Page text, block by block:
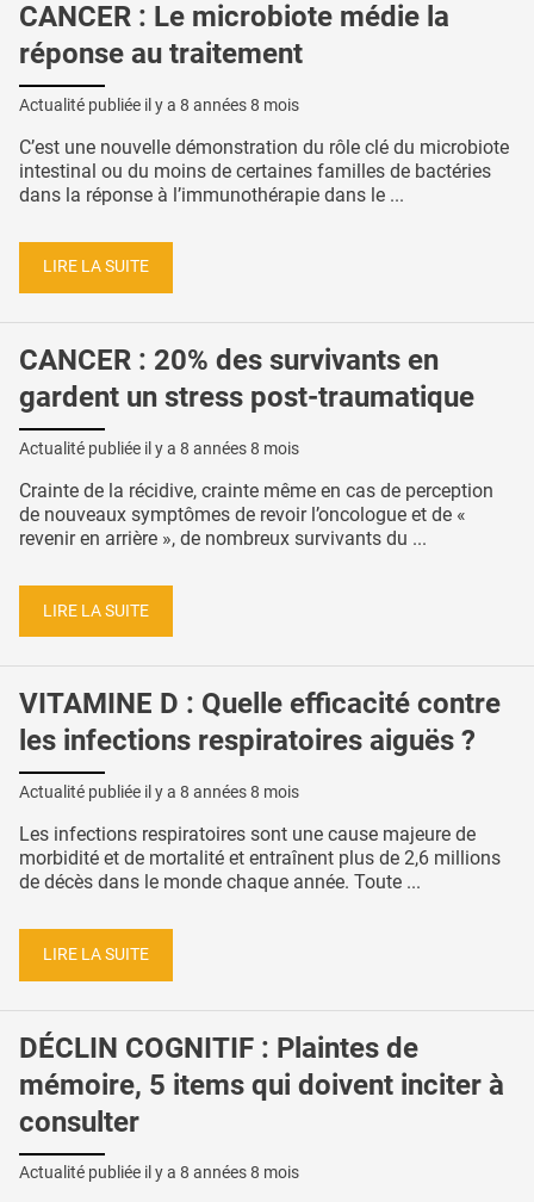
CANCER : Le microbiote médie la
réponse au traitement
Actualité publiée il y a 8 années 8 mois
C’est une nouvelle démonstration du rôle clé du microbiote
intestinal ou du moins de certaines familles de bactéries
dans la réponse à l’immunothérapie dans le ...
LIRE LA SUITE
CANCER : 20% des survivants en
gardent un stress post-traumatique
Actualité publiée il y a 8 années 8 mois
Crainte de la récidive, crainte même en cas de perception
de nouveaux symptômes de revoir l’oncologue et de «
revenir en arrière », de nombreux survivants du ...
LIRE LA SUITE
VITAMINE D : Quelle efficacité contre
les infections respiratoires aiguës ?
Actualité publiée il y a 8 années 8 mois
Les infections respiratoires sont une cause majeure de
morbidité et de mortalité et entraînent plus de 2,6 millions
de décès dans le monde chaque année. Toute ...
LIRE LA SUITE
DÉCLIN COGNITIF : Plaintes de
mémoire, 5 items qui doivent inciter à
consulter
Actualité publiée il y a 8 années 8 mois